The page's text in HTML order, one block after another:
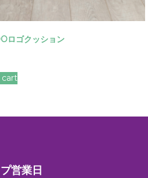
ロゴクッション
プ営業日